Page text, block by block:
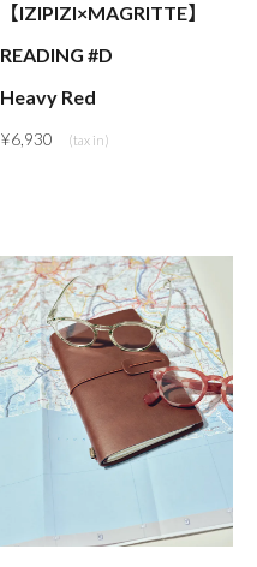
【IZIPIZI×MAGRITTE】
READING #D
Heavy Red
¥6,930